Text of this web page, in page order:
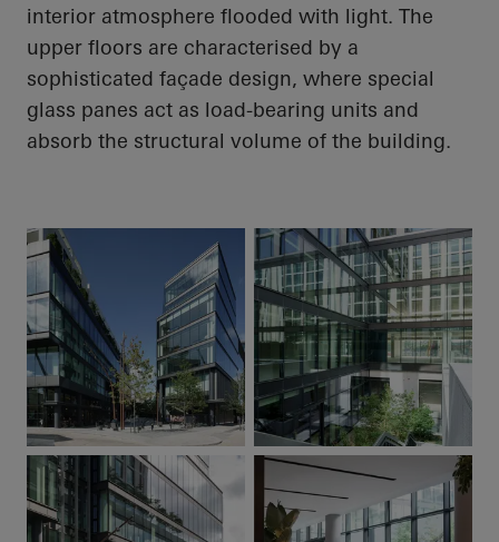
interior atmosphere flooded with light. The
upper floors are characterised by a
sophisticated façade design, where special
glass panes act as load-bearing units and
absorb the structural volume of the building.